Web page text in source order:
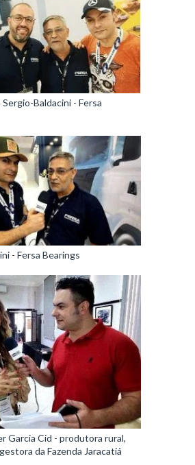
Baldacini - Fersa
- Fersa Bearings
Garcia Cid - produtora rural,
da Fazenda Jaracatiá